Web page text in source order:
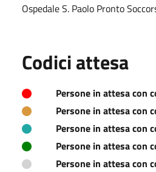
Ospedale S. Paolo Pronto
Codici attesa
Persone in attesa con
Persone in attesa con
Persone in attesa con
Persone in attesa con
Persone in attesa con